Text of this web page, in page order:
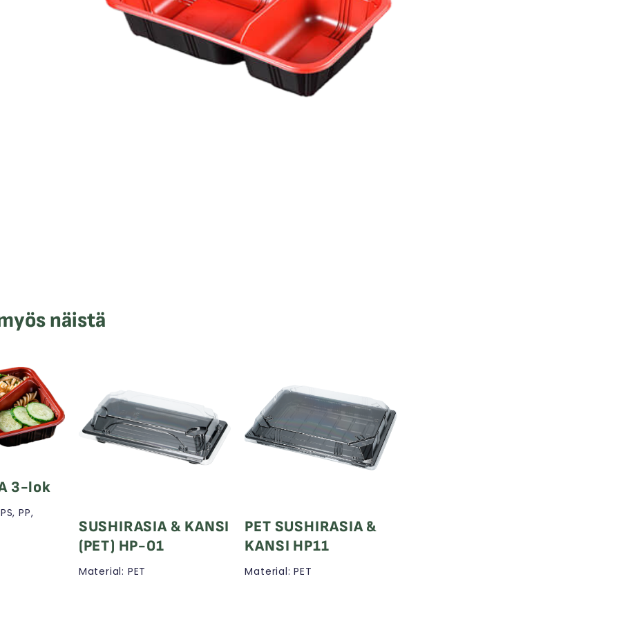
näistä
3-lok
PP,
SUSHIRASIA & KANSI
(PET) HP-01
Material: PET
PET SUSHIRASIA &
KANSI HP11
Material: PET